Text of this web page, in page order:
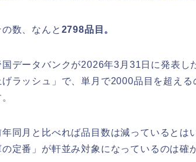
の数、なんと 2798品目。
国データバンクが2026年3月31日に発表し
げラッシュ」で、単月で2000品目を超え
年同月と比べれば品目数は減っているとは
の定番」が軒並み対象になっているのは確